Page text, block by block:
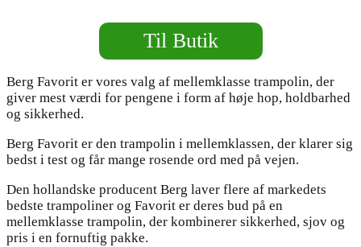
Til Butik
Berg Favorit er vores valg af mellemklasse trampolin, der
giver mest værdi for pengene i form af høje hop, holdbarhed
og sikkerhed.
Berg Favorit er den trampolin i mellemklassen, der klarer sig
bedst i test og får mange rosende ord med på vejen.
Den hollandske producent Berg laver flere af markedets
bedste trampoliner og Favorit er deres bud på en
mellemklasse trampolin, der kombinerer sikkerhed, sjov og
pris i en fornuftig pakke.